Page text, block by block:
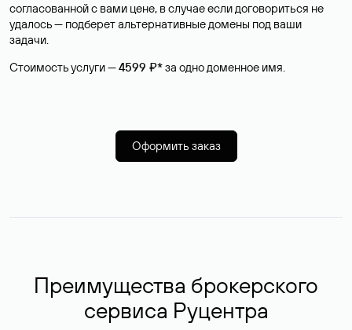
согласованной с вами цене, в случае если договориться не
удалось — подберет альтернативные домены под ваши
задачи.
Стоимость услуги —4599 ₽*за одно доменное имя.
Оформить заказ
Преимущества брокерского
сервиса Руцентра